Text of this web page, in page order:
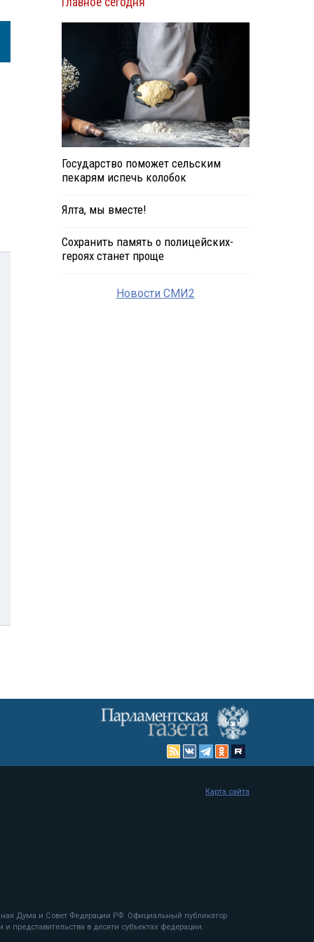
Государство поможет сельским
пекарям испечь колобок
Ялта, мы вместе!
Сохранить память о полицейских-
героях станет проще
Новости СМИ2
Дума и Совет Федерации РФ. Официальный публикатор
представительства в десяти субъектах федерации.
Карта сайта